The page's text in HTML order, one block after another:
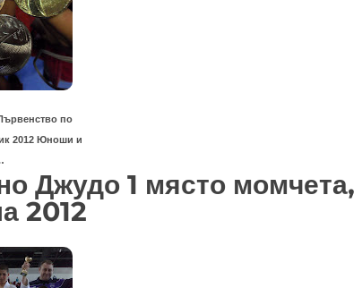
по
2012 Юноши и
Джудо 1 място
2012